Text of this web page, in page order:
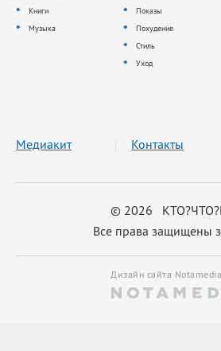
Книги
Музыка
Показы
Похудение
Стиль
Уход
© 2026
Все права защищены
Медиакит Контакты
Дизайн сайта